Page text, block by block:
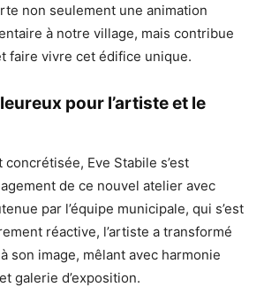
non seulement une animation
à notre village, mais contribue
faire vivre cet édifice unique.
pour l’artiste et le
concrétisée, Eve Stabile s’est
de ce nouvel atelier avec
par l’équipe municipale, qui s’est
réactive, l’artiste a transformé
son image, mêlant avec harmonie
galerie d’exposition.